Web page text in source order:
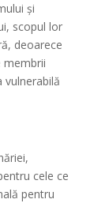
și
scopul lor
deoarece
membrii
vulnerabilă
cele ce
pentru